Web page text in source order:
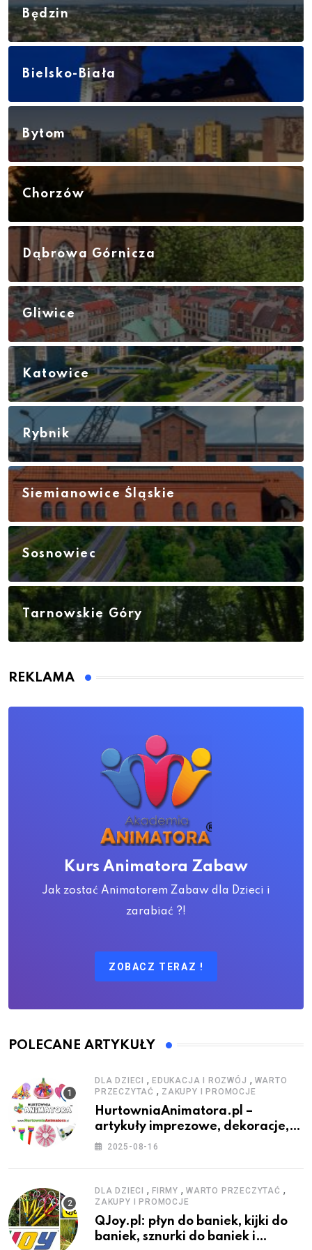
Będzin
Bielsko-Biała
Bytom
Chorzów
Dąbrowa Górnicza
Gliwice
Katowice
Rybnik
Siemianowice Śląskie
Sosnowiec
Tarnowskie Góry
REKLAMA
Kurs Animatora Zabaw
Jak zostać Animatorem Zabaw dla Dzieci i
zarabiać ?!
ZOBACZ TERAZ !
POLECANE ARTYKUŁY
DLA DZIECI , EDUKACJA I ROZWÓJ , WARTO
PRZECZYTAĆ , ZAKUPY I PROMOCJE
HurtowniaAnimatora.pl –
artykuły imprezowe, dekoracje,
stroje i akcesoria dla animatorów
2025-08-16
DLA DZIECI , FIRMY , WARTO PRZECZYTAĆ ,
ZAKUPY I PROMOCJE
QJoy.pl: płyn do baniek, kijki do
baniek, sznurki do baniek i